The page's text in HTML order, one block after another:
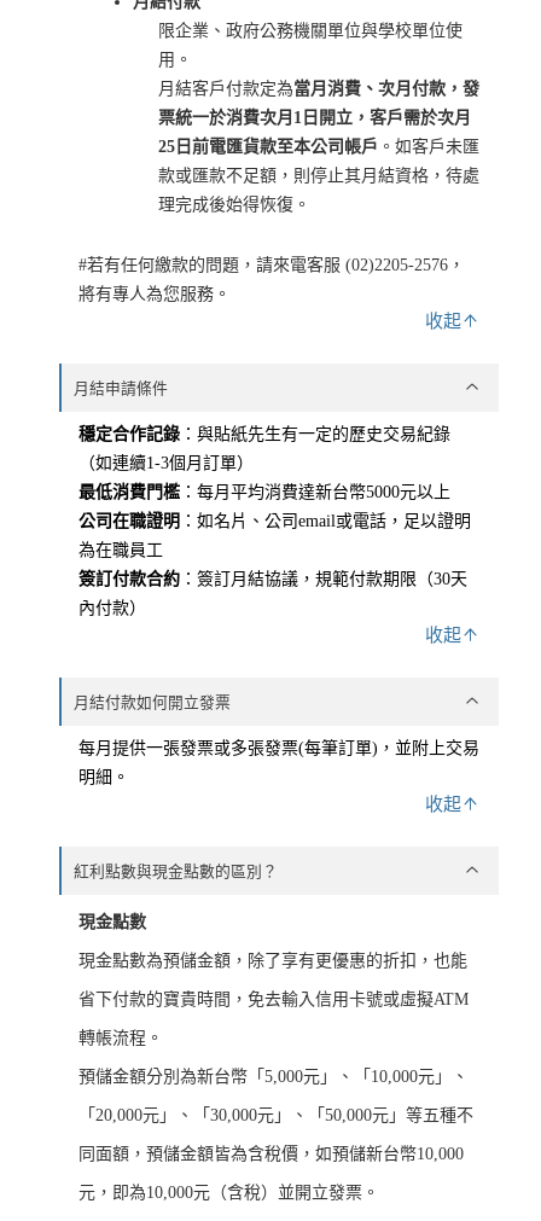
限企業、政府公務機關單位與學校單位使
用。
月結客戶付款定為當月消費、次月付款，發
票統一於消費次月1日開立，客戶需於次月
25日前電匯貨款至本公司帳戶 。如客戶未匯
款或匯款不足額，則停止其月結資格，待處
理完成後始得恢復。
#若有任何繳款的問題，請來電客服 (02)2205-2576，
將有專人為您服務。
收起
月結申請條件
穩定合作記錄 ：與貼紙先生有一定的歷史交易紀錄
（如連續1-3個月訂單）
最低消費門檻 ：每月平均消費達新台幣5000元以上
公司在職證明 ：如名片、公司email或電話，足以證明
為在職員工
簽訂付款合約 ：簽訂月結協議，規範付款期限（30天
內付款）
收起
月結付款如何開立發票
每月提供一張發票或多張發票(每筆訂單)，並附上交易
明細。
收起
紅利點數與現金點數的區別？
現金點數
現金點數為預儲金額，除了享有更優惠的折扣，也能
省下付款的寶貴時間，免去輸入信用卡號或虛擬ATM
轉帳流程。
預儲金額分別為新台幣「5,000元」、「10,000元」、
「20,000元」、「30,000元」、「50,000元」等五種不
同面額，預儲金額皆為含稅價，如預儲新台幣10,000
元，即為10,000元（含稅）並開立發票。